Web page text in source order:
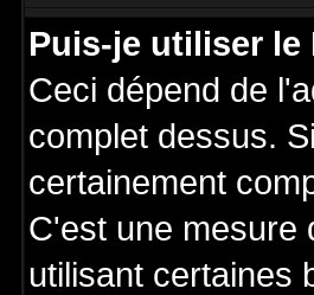
Puis-je utiliser le
Ceci dépend de
complet dessus.
certainement
C'est une mesure
utilisant certaines